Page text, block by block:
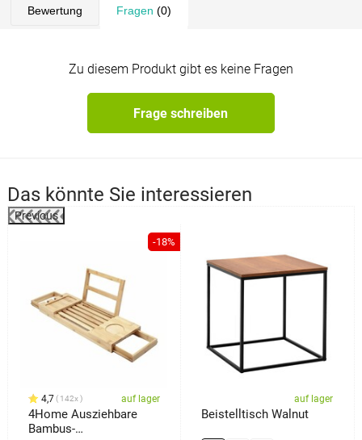
Bewertung Fragen (0)
Zu diesem Produkt gibt es keine Fragen
Frage schreiben
Das könnte Sie interessieren
Previous
-18%
4,7 142x auf lager
4Home Ausziehbare
Bambus-
auf lager
Beistelltisch Walnut